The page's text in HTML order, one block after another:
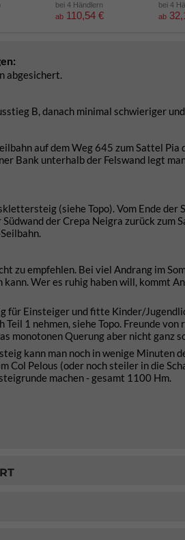
bei 4 Händlern
ab 110,54 €
bei 4
ab
abgesichert.
B, danach minimal schwieriger
auf dem Weg 645 zum Sattel
Bank unterhalb der Felswand legt
(siehe Topo). Vom Ende
der Crepa Neigra zurück zum
zu empfehlen. Bei viel Andrang im
Wer es ruhig haben will, kommt
Einsteiger und fitte Kinder/
Teil 1 nehmen, siehe Topo. Freunde
monotonen Querung aber nicht ganz
kann man noch in wenige Minuten
Col Pelous (oder noch steiler in die
machen - gesamt 1100 Hm.